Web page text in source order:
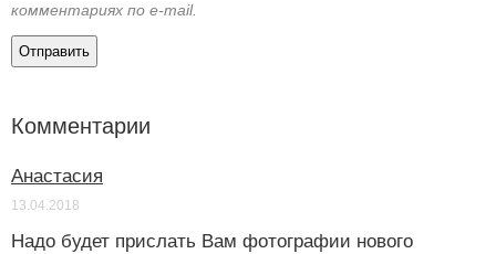
комментариях по e-mail.
Комментарии
Анастасия
13.04.2018
Надо будет прислать Вам фотографии нового